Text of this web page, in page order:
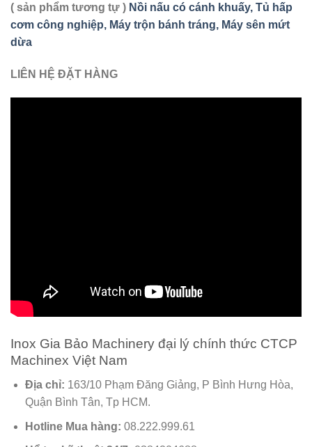
( sản phẩm tương tự ) Nồi nấu có cánh khuấy, Tủ hấp
cơm công nghiệp, Máy trộn bánh tráng, Máy sên mứt
dừa
LIÊN HỆ ĐẶT HÀNG
Inox Gia Bảo Machinery đại lý chính thức CTCP
Machinex Việt Nam
Địa chỉ: 163/10 Phạm Đăng Giảng, P Bình Hưng Hòa,
Quận Bình Tân, Tp HCM.
Hotline Mua hàng: 08.222.999.61